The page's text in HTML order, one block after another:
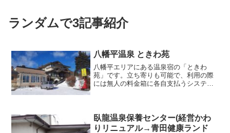
ランダムで3記事紹介
八幡平温泉 ときわ苑
八幡平エリアにある温泉宿の「ときわ
苑」です。立ち寄りも可能で、利用の際
には無人の料金箱に各自支払うシステム
サイズ浴槽(女湯は3-...
臥龍温泉保養センター(経営かわ
りリニュアル→青田健康ランド